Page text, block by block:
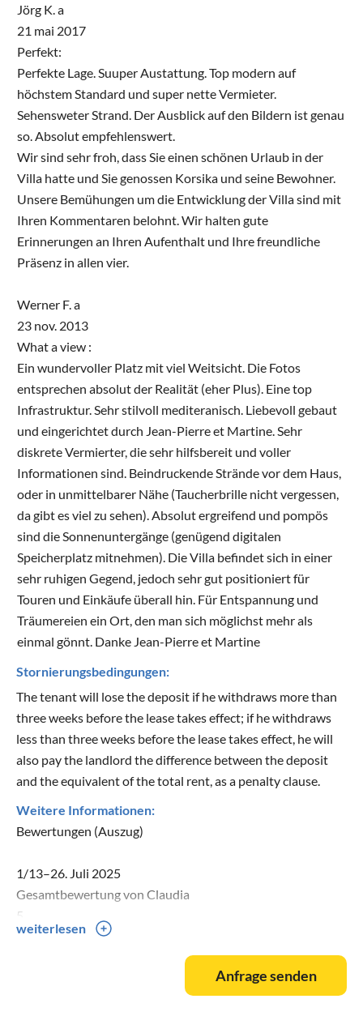
Jörg K. a
21 mai 2017
Perfekt:
Perfekte Lage. Suuper Austattung. Top modern auf
höchstem Standard und super nette Vermieter.
Sehensweter Strand. Der Ausblick auf den Bildern ist genau
so. Absolut empfehlenswert.
Wir sind sehr froh, dass Sie einen schönen Urlaub in der
Villa hatte und Sie genossen Korsika und seine Bewohner.
Unsere Bemühungen um die Entwicklung der Villa sind mit
Ihren Kommentaren belohnt. Wir halten gute
Erinnerungen an Ihren Aufenthalt und Ihre freundliche
Präsenz in allen vier.
Werner F. a
23 nov. 2013
What a view :
Ein wundervoller Platz mit viel Weitsicht. Die Fotos
entsprechen absolut der Realität (eher Plus). Eine top
Infrastruktur. Sehr stilvoll mediteranisch. Liebevoll gebaut
und eingerichtet durch Jean-Pierre et Martine. Sehr
diskrete Vermierter, die sehr hilfsbereit und voller
Informationen sind. Beindruckende Strände vor dem Haus,
oder in unmittelbarer Nähe (Taucherbrille nicht vergessen,
da gibt es viel zu sehen). Absolut ergreifend und pompös
sind die Sonnenuntergänge (genügend digitalen
Speicherplatz mitnehmen). Die Villa befindet sich in einer
sehr ruhigen Gegend, jedoch sehr gut positioniert für
Touren und Einkäufe überall hin. Für Entspannung und
Träumereien ein Ort, den man sich möglichst mehr als
einmal gönnt. Danke Jean-Pierre et Martine
Stornierungsbedingungen:
The tenant will lose the deposit if he withdraws more than
three weeks before the lease takes effect; if he withdraws
less than three weeks before the lease takes effect, he will
also pay the landlord the difference between the deposit
and the equivalent of the total rent, as a penalty clause.
Weitere Informationen:
Bewertungen (Auszug)
1/13–26. Juli 2025
Gesamtbewertung von Claudia
5
Wir hatten einen großartigen Aufenthalt hier und haben
vor allem den himmlischen Ausblick auf den Golf von
Valinca genossen. Das Haus war sehr komfortabel und
geräumig, toll waren die zwei großen Badezimmer mit
weiterlesen
Anfrage senden